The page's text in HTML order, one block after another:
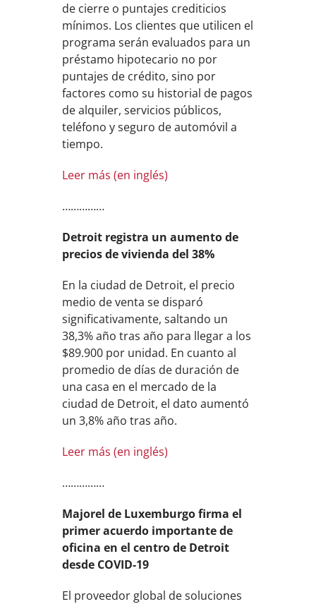
de cierre o puntajes crediticios
mínimos. Los clientes que utilicen el
programa serán evaluados para un
préstamo hipotecario no por
puntajes de crédito, sino por
factores como su historial de pagos
de alquiler, servicios públicos,
teléfono y seguro de automóvil a
tiempo.
Leer más (en inglés)
……………
Detroit registra un aumento de
precios de vivienda del 38%
En la ciudad de Detroit, el precio
medio de venta se disparó
significativamente, saltando un
38,3% año tras año para llegar a los
$89.900 por unidad. En cuanto al
promedio de días de duración de
una casa en el mercado de la
ciudad de Detroit, el dato aumentó
un 3,8% año tras año.
Leer más (en inglés)
……………
Majorel de Luxemburgo firma el
primer acuerdo importante de
oficina en el centro de Detroit
desde COVID-19
El proveedor global de soluciones